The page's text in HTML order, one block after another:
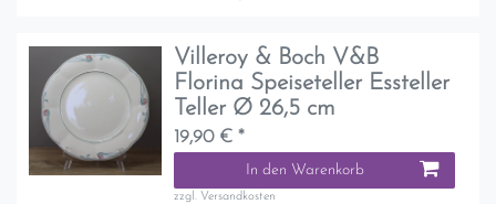
Villeroy & Boch V&B
Florina Speiseteller Essteller
Teller Ø 26,5 cm
19,90 € *
In den Warenkorb
zzgl. Versandkosten